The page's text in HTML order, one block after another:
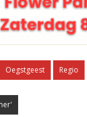
Oegstgeest Regio